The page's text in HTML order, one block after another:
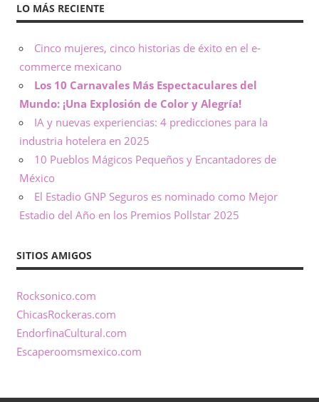
LO MÁS RECIENTE
Cinco mujeres, cinco historias de éxito en el e-
commerce mexicano
Los 10 Carnavales Más Espectaculares del
Mundo: ¡Una Explosión de Color y Alegría!
IA y nuevas experiencias: 4 predicciones para la
industria hotelera en 2025
10 Pueblos Mágicos Pequeños y Encantadores de
México
El Estadio GNP Seguros es nominado como Mejor
Estadio del Año en los Premios Pollstar 2025
SITIOS AMIGOS
Rocksonico.com
ChicasRockeras.com
EndorfinaCultural.com
Escaperoomsmexico.com